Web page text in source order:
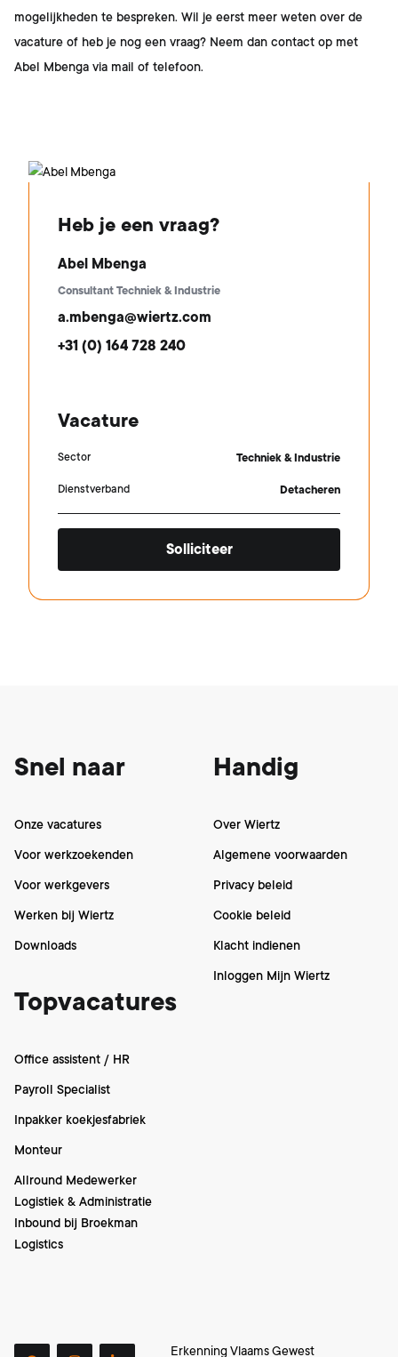
mogelijkheden te bespreken. Wil je eerst meer weten over de
vacature of heb je nog een vraag? Neem dan contact op met
Abel Mbenga via mail of telefoon.
Heb je een vraag?
Abel Mbenga
Consultant Techniek & Industrie
a.mbenga@wiertz.com
+31 (0) 164 728 240
Vacature
Sector Techniek & Industrie
Dienstverband Detacheren
Solliciteer
Snel naar
Onze vacatures
Voor werkzoekenden
Voor werkgevers
Werken bij Wiertz
Downloads
Topvacatures
Office assistent / HR
Payroll Specialist
Inpakker koekjesfabriek
Monteur
Allround Medewerker
Logistiek & Administratie
Inbound bij Broekman
Logistics
Handig
Over Wiertz
Algemene voorwaarden
Privacy beleid
Cookie beleid
Klacht indienen
Inloggen Mijn Wiertz
Erkenning Vlaams Gewest